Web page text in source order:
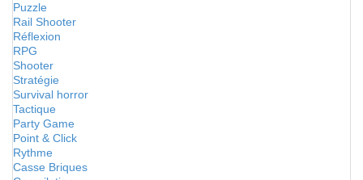
Puzzle
Rail Shooter
Réflexion
RPG
Shooter
Stratégie
Survival horror
Tactique
Party Game
Point & Click
Rythme
Casse Briques